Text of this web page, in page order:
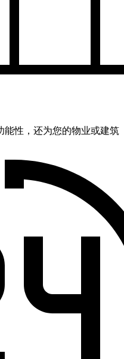
能性，还为您的物业或建筑